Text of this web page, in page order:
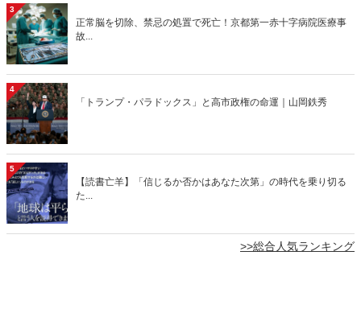
3
正常脳を切除、禁忌の処置で死亡！京都第一赤十字病院医療事
故...
4
「トランプ・パラドックス」と高市政権の命運｜山岡鉄秀
5
【読書亡羊】「信じるか否かはあなた次第」の時代を乗り切る
た...
>>総合人気ランキング